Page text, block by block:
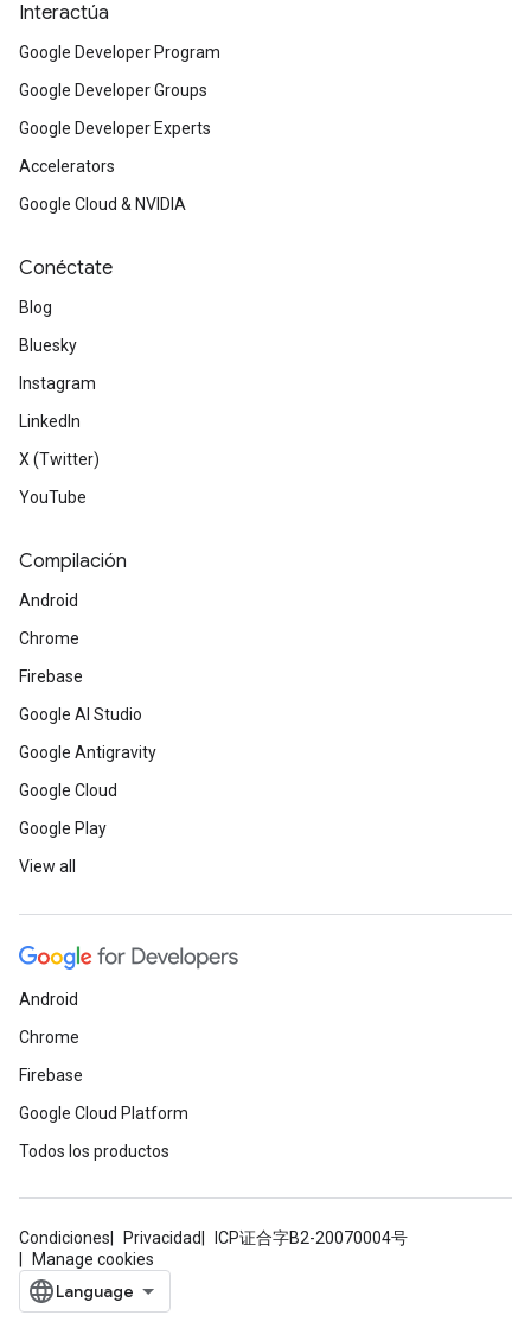
Interactúa
Google Developer Program
Google Developer Groups
Google Developer Experts
Accelerators
Google Cloud & NVIDIA
Conéctate
Blog
Bluesky
Instagram
LinkedIn
X (Twitter)
YouTube
Compilación
Android
Chrome
Firebase
Google AI Studio
Google Antigravity
Google Cloud
Google Play
View all
Android
Chrome
Firebase
Google Cloud Platform
Todos los productos
Condiciones Privacidad
ICP证合字B2-20070004号
Manage cookies